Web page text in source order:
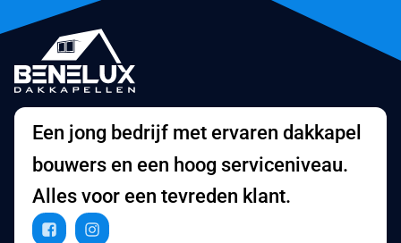
Een jong bedrijf met ervaren dakkapel
bouwers en een hoog serviceniveau.
Alles voor een tevreden klant.